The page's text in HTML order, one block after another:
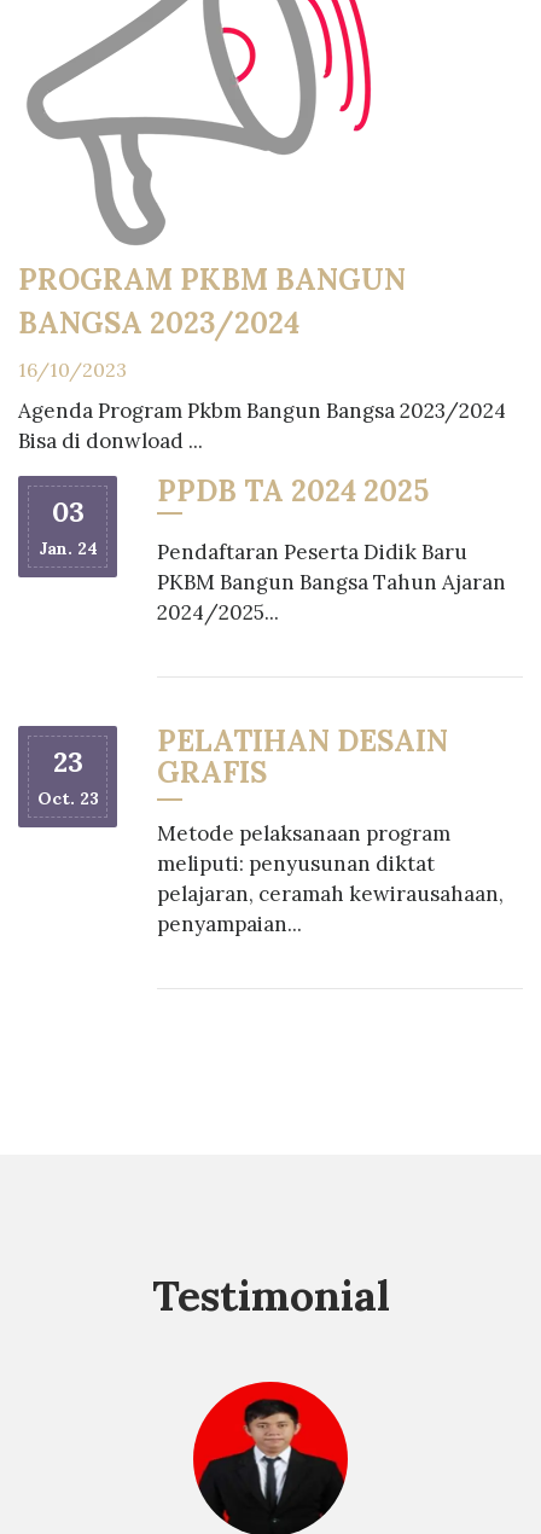
PROGRAM PKBM BANGUN
BANGSA 2023/2024
16/10/2023
Agenda Program Pkbm Bangun Bangsa 2023/2024
Bisa di donwload ...
03
Jan. 24
PPDB TA 2024 2025
Pendaftaran Peserta Didik Baru
PKBM Bangun Bangsa Tahun Ajaran
2024/2025...
23
Oct. 23
PELATIHAN DESAIN
GRAFIS
Metode pelaksanaan program
meliputi: penyusunan diktat
pelajaran, ceramah kewirausahaan,
penyampaian...
Testimonial